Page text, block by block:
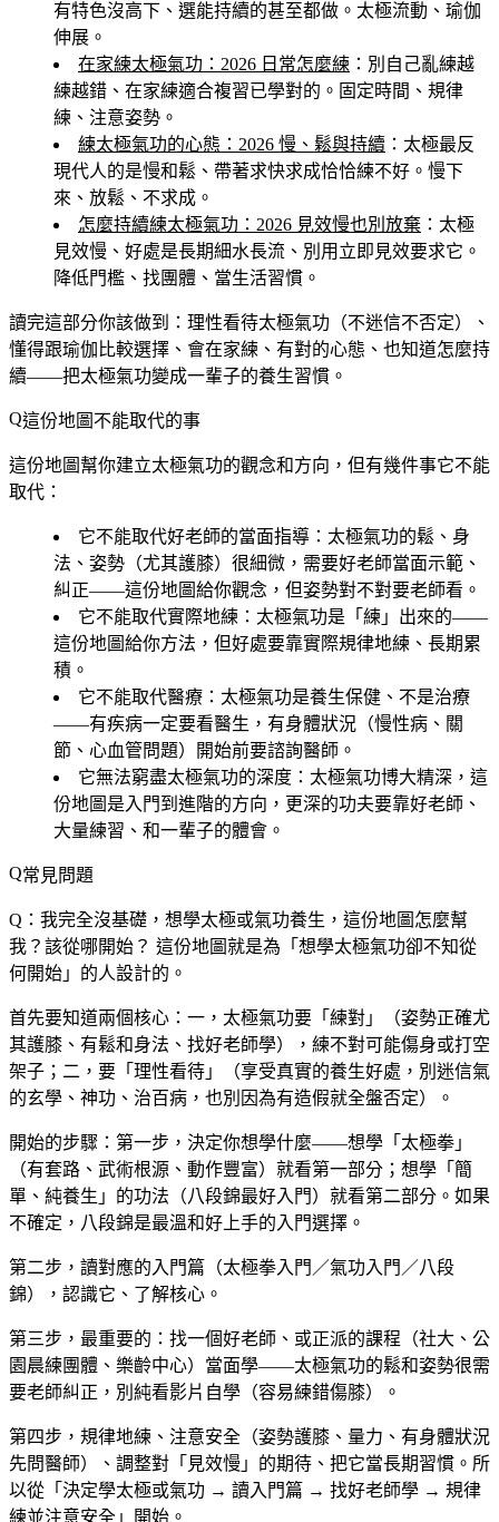
有特色沒高下、選能持續的甚至都做。太極流動、瑜伽
伸展。
在家練太極氣功：2026 日常怎麼練 ：別自己亂練越
練越錯、在家練適合複習已學對的。固定時間、規律
練、注意姿勢。
練太極氣功的心態：2026 慢、鬆與持續 ：太極最反
現代人的是慢和鬆、帶著求快求成恰恰練不好。慢下
來、放鬆、不求成。
怎麼持續練太極氣功：2026 見效慢也別放棄 ：太極
見效慢、好處是長期細水長流、別用立即見效要求它。
降低門檻、找團體、當生活習慣。
讀完這部分你該做到 ：理性看待太極氣功（不迷信不否定）、
懂得跟瑜伽比較選擇、會在家練、有對的心態、也知道怎麼持
續——把太極氣功變成一輩子的養生習慣。
這份地圖不能取代的事
這份地圖幫你建立太極氣功的觀念和方向，但有幾件事它不能
取代：
它不能取代好老師的當面指導 ：太極氣功的鬆、身
法、姿勢（尤其護膝）很細微，需要好老師當面示範、
糾正——這份地圖給你觀念，但姿勢對不對要老師看。
它不能取代實際地練 ：太極氣功是「練」出來的——
這份地圖給你方法，但好處要靠實際規律地練、長期累
積。
它不能取代醫療 ：太極氣功是養生保健、不是治療
——有疾病一定要看醫生，有身體狀況（慢性病、關
節、心血管問題）開始前要諮詢醫師。
它無法窮盡太極氣功的深度 ：太極氣功博大精深，這
份地圖是入門到進階的方向，更深的功夫要靠好老師、
大量練習、和一輩子的體會。
常見問題
Q：我完全沒基礎，想學太極或氣功養生，這份地圖怎麼幫
我？該從哪開始？ 這份地圖就是為「想學太極氣功卻不知從
何開始」的人設計的。
首先要知道兩個核心：一，太極氣功要「練對」（姿勢正確尤
其護膝、有鬆和身法、找好老師學），練不對可能傷身或打空
架子；二，要「理性看待」（享受真實的養生好處，別迷信氣
的玄學、神功、治百病，也別因為有造假就全盤否定）。
開始的步驟：第一步，決定你想學什麼——想學「太極拳」
（有套路、武術根源、動作豐富）就看第一部分；想學「簡
單、純養生」的功法（八段錦最好入門）就看第二部分。如果
不確定，八段錦是最溫和好上手的入門選擇。
第二步，讀對應的入門篇（太極拳入門／氣功入門／八段
錦），認識它、了解核心。
第三步，最重要的：找一個好老師、或正派的課程（社大、公
園晨練團體、樂齡中心）當面學——太極氣功的鬆和姿勢很需
要老師糾正，別純看影片自學（容易練錯傷膝）。
第四步，規律地練、注意安全（姿勢護膝、量力、有身體狀況
先問醫師）、調整對「見效慢」的期待、把它當長期習慣。所
以從「決定學太極或氣功 → 讀入門篇 → 找好老師學 → 規律
練並注意安全」開始。